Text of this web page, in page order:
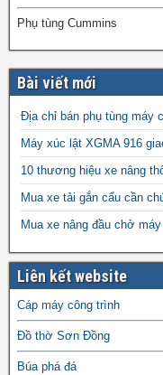
Phụ tùng Cummins
Bài viết mới
Địa chỉ bán phụ tùng máy
Máy xúc lật XGMA 916
10 thương hiệu xe nâng
Mua xe tải gắn cẩu cần
Mua xe nâng đầu chở
Liên kết website
Cáp máy công trình
Đồ thờ Sơn Đồng
Búa phá đá